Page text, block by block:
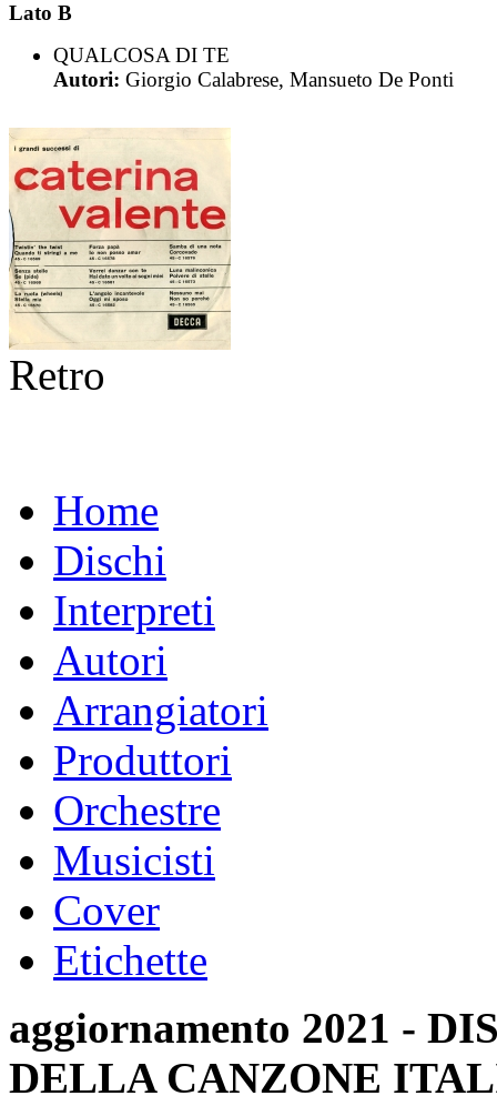
Lato B
QUALCOSA DI TE
Autori: Giorgio Calabrese, Mansueto De Ponti
Retro
Home
Dischi
Interpreti
Autori
Arrangiatori
Produttori
Orchestre
Musicisti
Cover
Etichette
aggiornamento 2021 -
DELLA CANZONE